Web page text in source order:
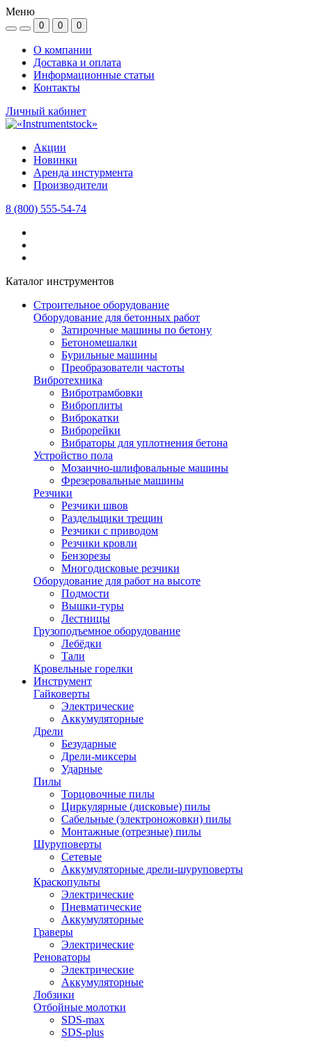
Меню
0 0 0
О компании
Доставка и оплата
Информационные статьи
Контакты
Личный кабинет
Акции
Новинки
Аренда инстурмента
Производители
8 (800) 555-54-74
Каталог инструментов
Строительное оборудование
Оборудование для бетонных работ
Затирочные машины по бетону
Бетономешалки
Бурильные машины
Преобразователи частоты
Вибротехника
Вибротрамбовки
Виброплиты
Виброкатки
Виброрейки
Вибраторы для уплотнения бетона
Устройство пола
Мозаично-шлифовальные машины
Фрезеровальные машины
Резчики
Резчики швов
Раздельщики трещин
Резчики с приводом
Резчики кровли
Бензорезы
Многодисковые резчики
Оборудование для работ на высоте
Подмости
Вышки-туры
Лестницы
Грузоподъемное оборудование
Лебёдки
Тали
Кровельные горелки
Инструмент
Гайковерты
Электрические
Аккумуляторные
Дрели
Безударные
Дрели-миксеры
Ударные
Пилы
Торцовочные пилы
Циркулярные (дисковые) пилы
Сабельные (электроножовки) пилы
Монтажные (отрезные) пилы
Шуруповерты
Сетевые
Аккумуляторные дрели-шуруповерты
Краскопульты
Электрические
Пневматические
Аккумуляторные
Граверы
Электрические
Реноваторы
Электрические
Аккумуляторные
Лобзики
Отбойные молотки
SDS-max
SDS-plus